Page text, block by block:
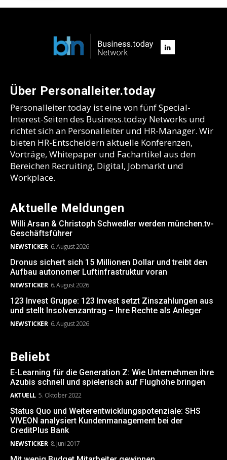
Über Personalleiter.today
Personalleiter.today ist eine von fünf Special-
Interest-Seiten des Business.today Networks und
richtet sich an Personalleiter und HR-Manager. Wir
bieten HR-Entscheidern aktuelle Konferenzen,
Vorträge, Whitepaper und Fachartikel aus den
Bereichen Recruiting, Digital, Jobmarkt und
Workplace.
Aktuelle Meldungen
Willi Arsan & Christoph Schwedler werden münchen.tv-
Geschäftsführer
NEWSTICKER 6. August 2026
Dronus sichert sich 15 Millionen Dollar und treibt den
Aufbau autonomer Luftinfrastruktur voran
NEWSTICKER 6. August 2026
123 Invest Gruppe: 123 Invest setzt Zinszahlungen aus
und stellt Insolvenzantrag – Ihre Rechte als Anleger
NEWSTICKER 6. August 2026
Beliebt
E-Learning für die Generation Z: Wie Unternehmen ihre
Azubis schnell und spielerisch auf Flughöhe bringen
AKTUELL 5. Oktober 2022
Status Quo und Weiterentwicklungspotenziale: SHS
VIVEON analysiert Kundenmanagement bei der
CreditPlus Bank
NEWSTICKER 8. Juni 2017